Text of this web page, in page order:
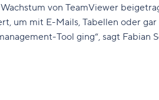
von TeamViewer
um mit E-Mails, Tabellen oder
Tool ging“, sagt Fabian